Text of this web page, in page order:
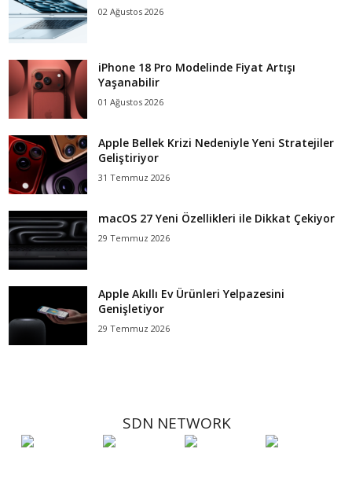
02 Ağustos 2026
iPhone 18 Pro Modelinde Fiyat Artışı
Yaşanabilir
01 Ağustos 2026
Apple Bellek Krizi Nedeniyle Yeni Stratejiler
Geliştiriyor
31 Temmuz 2026
macOS 27 Yeni Özellikleri ile Dikkat Çekiyor
29 Temmuz 2026
Apple Akıllı Ev Ürünleri Yelpazesini
Genişletiyor
29 Temmuz 2026
SDN NETWORK